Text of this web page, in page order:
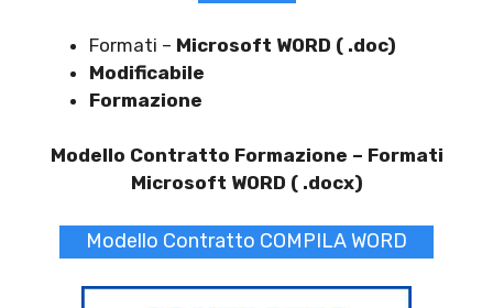
Formati – Microsoft WORD ( .doc)
Modificabile
Formazione
Modello Contratto Formazione – Formati
Microsoft WORD ( .docx)
Modello Contratto COMPILA WORD